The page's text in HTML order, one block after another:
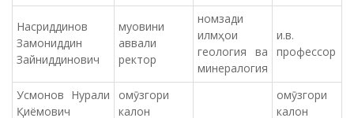
Насриддинов
Замониддин
Зайниддинович
муовини
аввали
ректор
номзади
илмҳои
геология ва
минералогия
и.в.
профессор
Усмонов Нурали
Қиёмович
омӯзгори
калон
омӯзгори
калон